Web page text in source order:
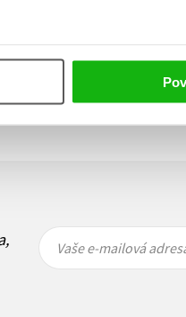
záznamů
Vaše e-
mailová
Vaše e-
mailová
Vaše e-mailová